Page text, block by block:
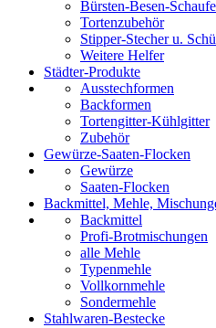
Bürsten-Besen-
Tortenzubehör
Stipper-Stecher u.
Weitere Helfer
Städter-Produkte
Ausstechformen
Backformen
Tortengitter-Kühlgitter
Zubehör
Gewürze-Saaten-Flocken
Gewürze
Saaten-Flocken
Backmittel, Mehle,
Backmittel
Profi-Brotmischungen
alle Mehle
Typenmehle
Vollkornmehle
Sondermehle
Stahlwaren-Bestecke